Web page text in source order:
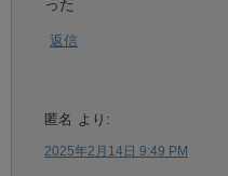
った
返信
匿名 より:
2025年2月14日 9:49 PM